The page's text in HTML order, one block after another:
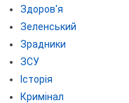
Здоров'я
Зеленський
Зрадники
ЗСУ
Історія
Кримінал